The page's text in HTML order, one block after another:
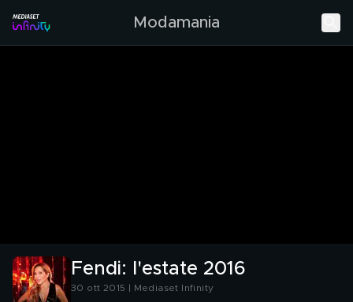
Modamania
Fendi: l'estate 2016
30 ott 2015 | Mediaset Infinity